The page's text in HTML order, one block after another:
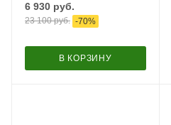
6 930 руб.
23 100руб. -70%
В КОРЗИНУ